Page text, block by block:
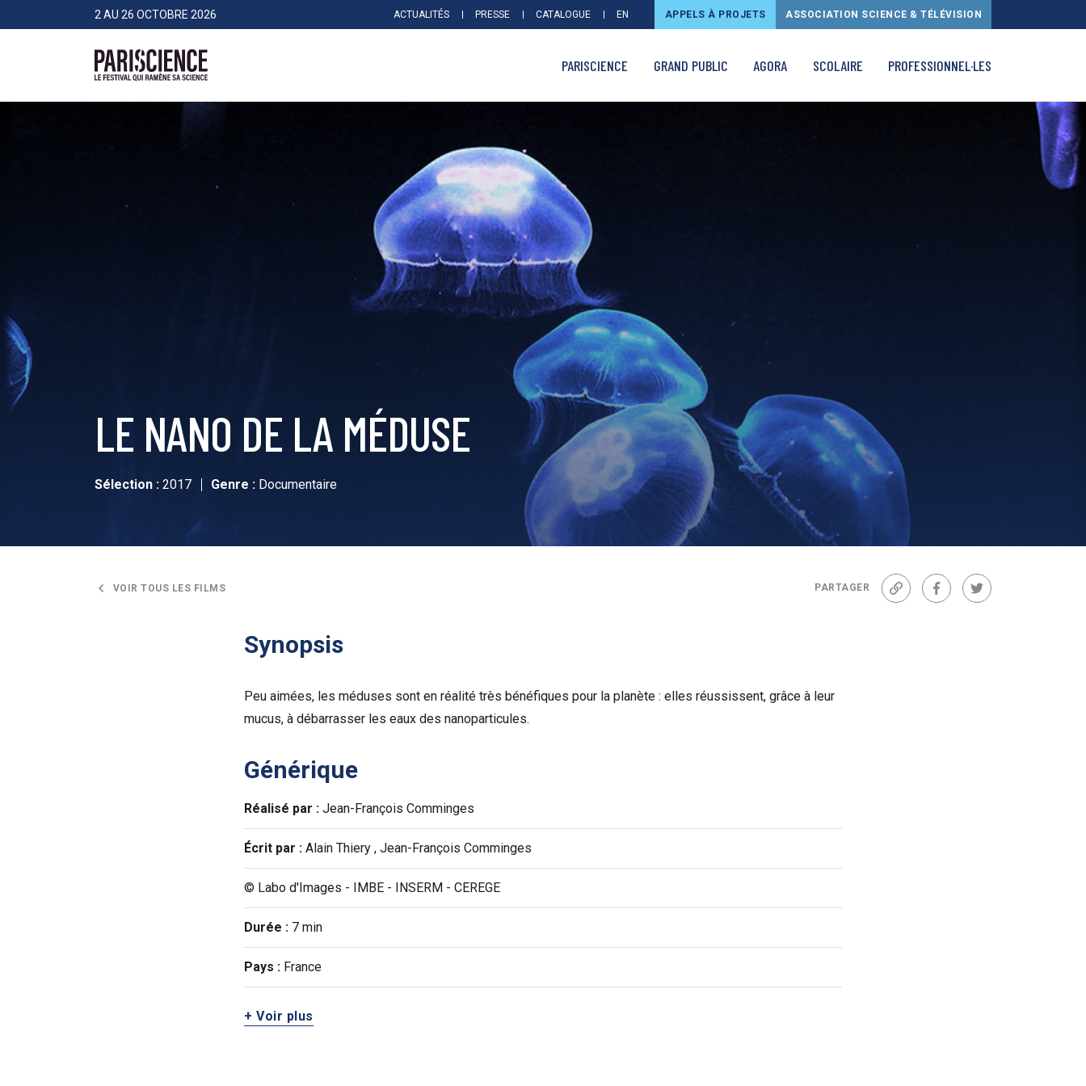
>Aller au contenu2 AU 26 OCTOBRE 2026 ACTUALITÉS PRESSE CATALOGUE EN APPELS À PROJETS ASSOCIATION SCIENCE & TÉLÉVISION
PARISCIENCE GRAND PUBLIC AGORA SCOLAIRE PROFESSIONNEL·LES
LE NANO DE LA MÉDUSE
Sélection : 2017 Genre : Documentaire
VOIR TOUS LES FILMS PARTAGER
Lien FacebookTwitter
Synopsis
Peu aimées, les méduses sont en réalité très bénéfiques pour la planète : elles réussissent, grâce à leur
mucus, à débarrasser les eaux des nanoparticules.
Générique
Réalisé par : Jean-François Comminges
Écrit par : Alain Thiery , Jean-François Comminges
© Labo d'Images - IMBE - INSERM - CEREGE
Durée : 7 min
Pays : France
+ Voir plus
Panneau de gestion des cookies